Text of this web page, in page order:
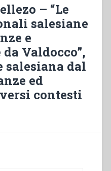
– “Le
salesiane
e
Valdocco”,
salesiana dal
ed
contesti